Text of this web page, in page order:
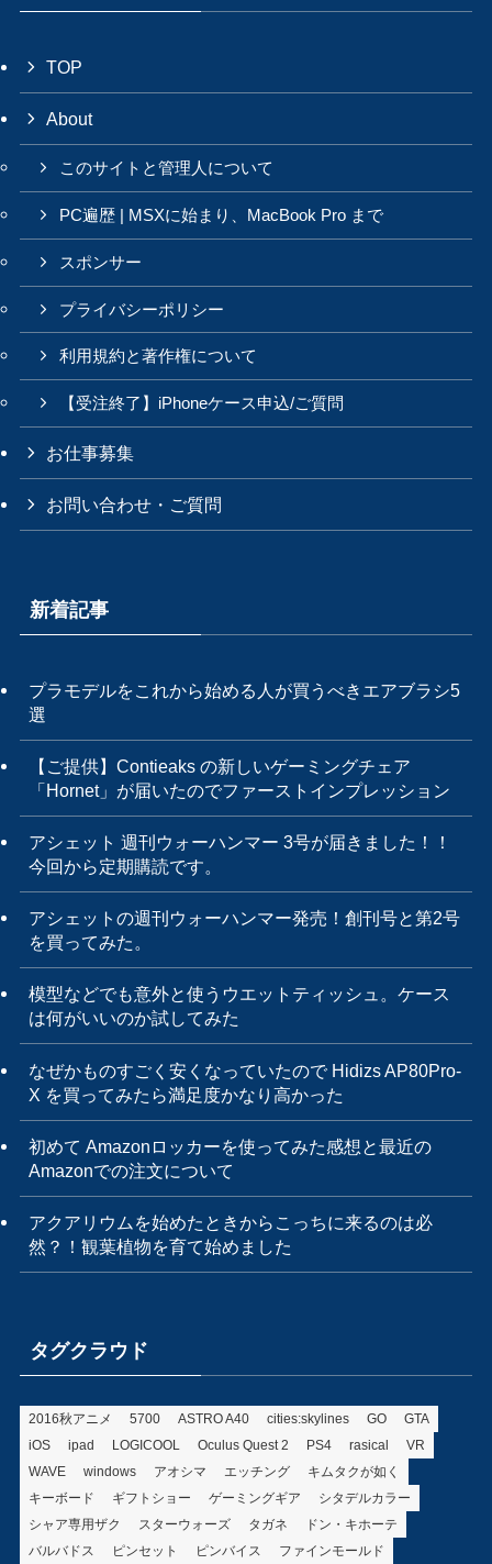
TOP
About
このサイトと管理人について
PC遍歴 | MSXに始まり、MacBook Pro まで
スポンサー
プライバシーポリシー
利用規約と著作権について
【受注終了】iPhoneケース申込/ご質問
お仕事募集
お問い合わせ・ご質問
新着記事
プラモデルをこれから始める人が買うべきエアブラシ5
選
【ご提供】Contieaks の新しいゲーミングチェア
「Hornet」が届いたのでファーストインプレッション
アシェット 週刊ウォーハンマー 3号が届きました！！
今回から定期購読です。
アシェットの週刊ウォーハンマー発売！創刊号と第2号
を買ってみた。
模型などでも意外と使うウエットティッシュ。ケース
は何がいいのか試してみた
なぜかものすごく安くなっていたので Hidizs AP80Pro-
X を買ってみたら満足度かなり高かった
初めて Amazonロッカーを使ってみた感想と最近の
Amazonでの注文について
アクアリウムを始めたときからこっちに来るのは必
然？！観葉植物を育て始めました
タグクラウド
2016秋アニメ 5700 ASTRO A40 cities:skylines GO
GTA
iOS
ipad LOGICOOL Oculus Quest 2 PS4 rasical
VR
WAVE
windows アオシマ エッチング
キムタクが如く
キーボード
ギフトショー ゲーミングギア
シタデルカラー
シャア専用ザク
スターウォーズ タガネ
ドン・キホーテ
バルバドス
ピンセット ピンバイス ファインモールド